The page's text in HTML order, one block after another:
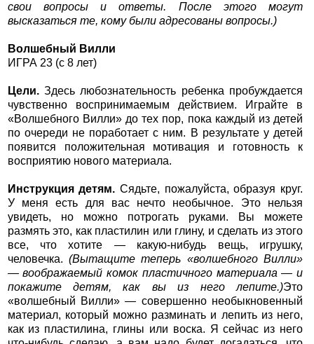
свои вопросы и ответы. После этого могут
высказаться те, кому были адресованы вопросы.)
Волшебный Вилли
ИГРА 23 (с 8 лет)
Цели.Здесь любознательность ребенка пробуждается
чувственно воспринимаемым действием. Играйте в
«Волшебного Вилли» до тех пор, пока каждый из детей
по очереди не поработает с ним. В результате у детей
появится положительная мотивация и готовность к
восприятию нового материала.
Инструкция детям. Сядьте, пожалуйста, образуя круг.
У меня есть для вас нечто необычное. Это нельзя
увидеть, но можно потрогать руками. Вы можете
размять это, как пластилин или глину, и сделать из этого
все, что хотите — какую-нибудь вещь, игрушку,
человечка. (Вытащите теперь «волшебного Вилли»
— воображаемый комок пластичного материала — и
покажите детям, как вы из него лепите.)Это
«волшебный Вилли» — совершенно необыкновенный
материал, который можно разминать и лепить из него,
как из пластилина, глины или воска. Я сейчас из него